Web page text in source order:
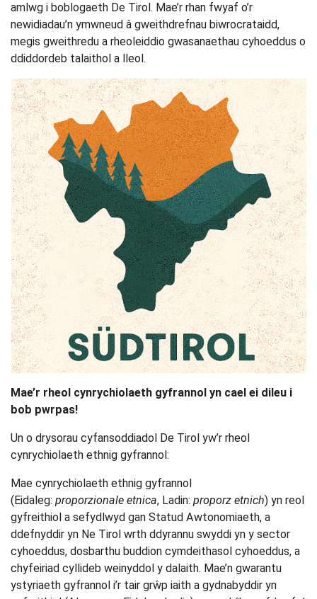
amlwg i boblogaeth De Tirol. Mae’r rhan fwyaf o’r
newidiadau’n ymwneud â gweithdrefnau biwrocrataidd,
megis gweithredu a rheoleiddio gwasanaethau cyhoeddus o
ddiddordeb talaithol a lleol.
Mae’r rheol cynrychiolaeth gyfrannol yn cael ei dileu i
bob pwrpas!
Un o drysorau cyfansoddiadol De Tirol yw’r rheol
cynrychiolaeth ethnig gyfrannol:
Mae cynrychiolaeth ethnig gyfrannol
(Eidaleg: proporzionale etnica, Ladin: proporz etnich) yn reol
gyfreithiol a sefydlwyd gan Statud Awtonomiaeth, a
ddefnyddir yn Ne Tirol wrth ddyrannu swyddi yn y sector
cyhoeddus, dosbarthu buddion cymdeithasol cyhoeddus, a
chyfeiriad cyllideb weinyddol y dalaith. Mae’n gwarantu
ystyriaeth gyfrannol i’r tair grŵp iaith a gydnabyddir yn